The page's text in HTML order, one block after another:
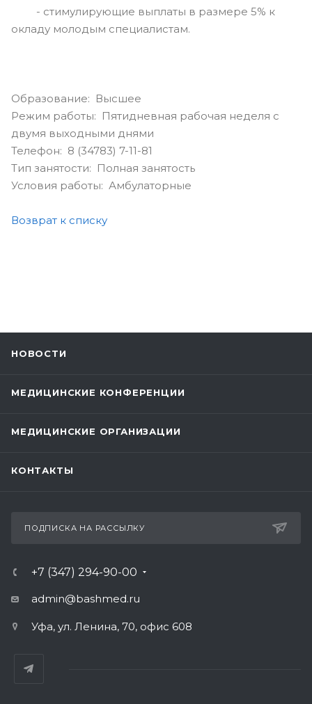
- стимулирующие выплаты в размере 5% к
окладу молодым специалистам.
Образование: Высшее
Режим работы: Пятидневная рабочая неделя с
двумя выходными днями
Телефон: 8 (34783) 7-11-81
Тип занятости: Полная занятость
Условия работы: Амбулаторные
Возврат к списку
НОВОСТИ
МЕДИЦИНСКИЕ КОНФЕРЕНЦИИ
МЕДИЦИНСКИЕ ОРГАНИЗАЦИИ
КОНТАКТЫ
ПОДПИСКА НА РАССЫЛКУ
+7 (347) 294-90-00
admin@bashmed.ru
Уфа, ул. Ленина, 70, офис 608